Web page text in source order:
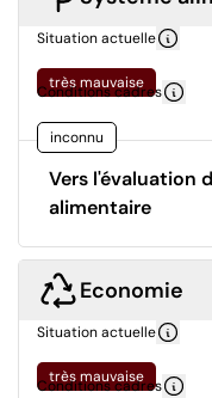
Situation actuelle
très mauvaise
Conditions cadres
inconnu
Vers l'évaluation
alimentaire
Economie
Situation actuelle
très mauvaise
Conditions cadres